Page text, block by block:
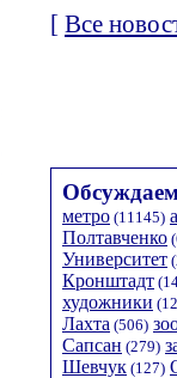
[ Все
метро (11145)
Полтавченко
Университет
Кронштадт
художники
Лахта (506)
Сапсан (279)
Шевчук (127)